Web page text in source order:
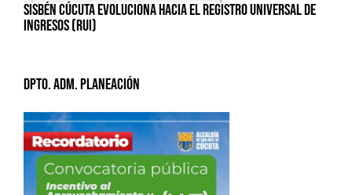
SISBÉN CÚCUTA EVOLUCIONA HACIA EL REGISTRO UNIVERSAL DE
INGRESOS (RUI)
Dpto. Adm. Planeación